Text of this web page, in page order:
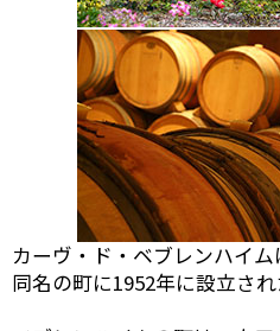
カーヴ・ド・ベブレンハイム
同名の町に1952年に設立され